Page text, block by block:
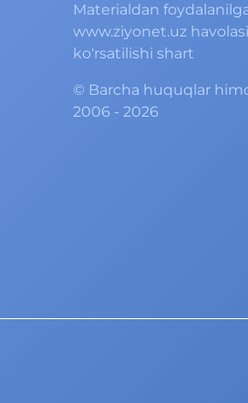
Materialdan
www.ziyonet.uz havolasi
ko‘rsatilishi shart
© Barcha huquqlar
2006 - 2026